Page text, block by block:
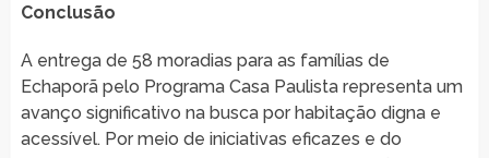
Conclusão
A entrega de 58 moradias para as famílias de
Echaporã pelo Programa Casa Paulista representa um
avanço significativo na busca por habitação digna e
acessível. Por meio de iniciativas eficazes e do